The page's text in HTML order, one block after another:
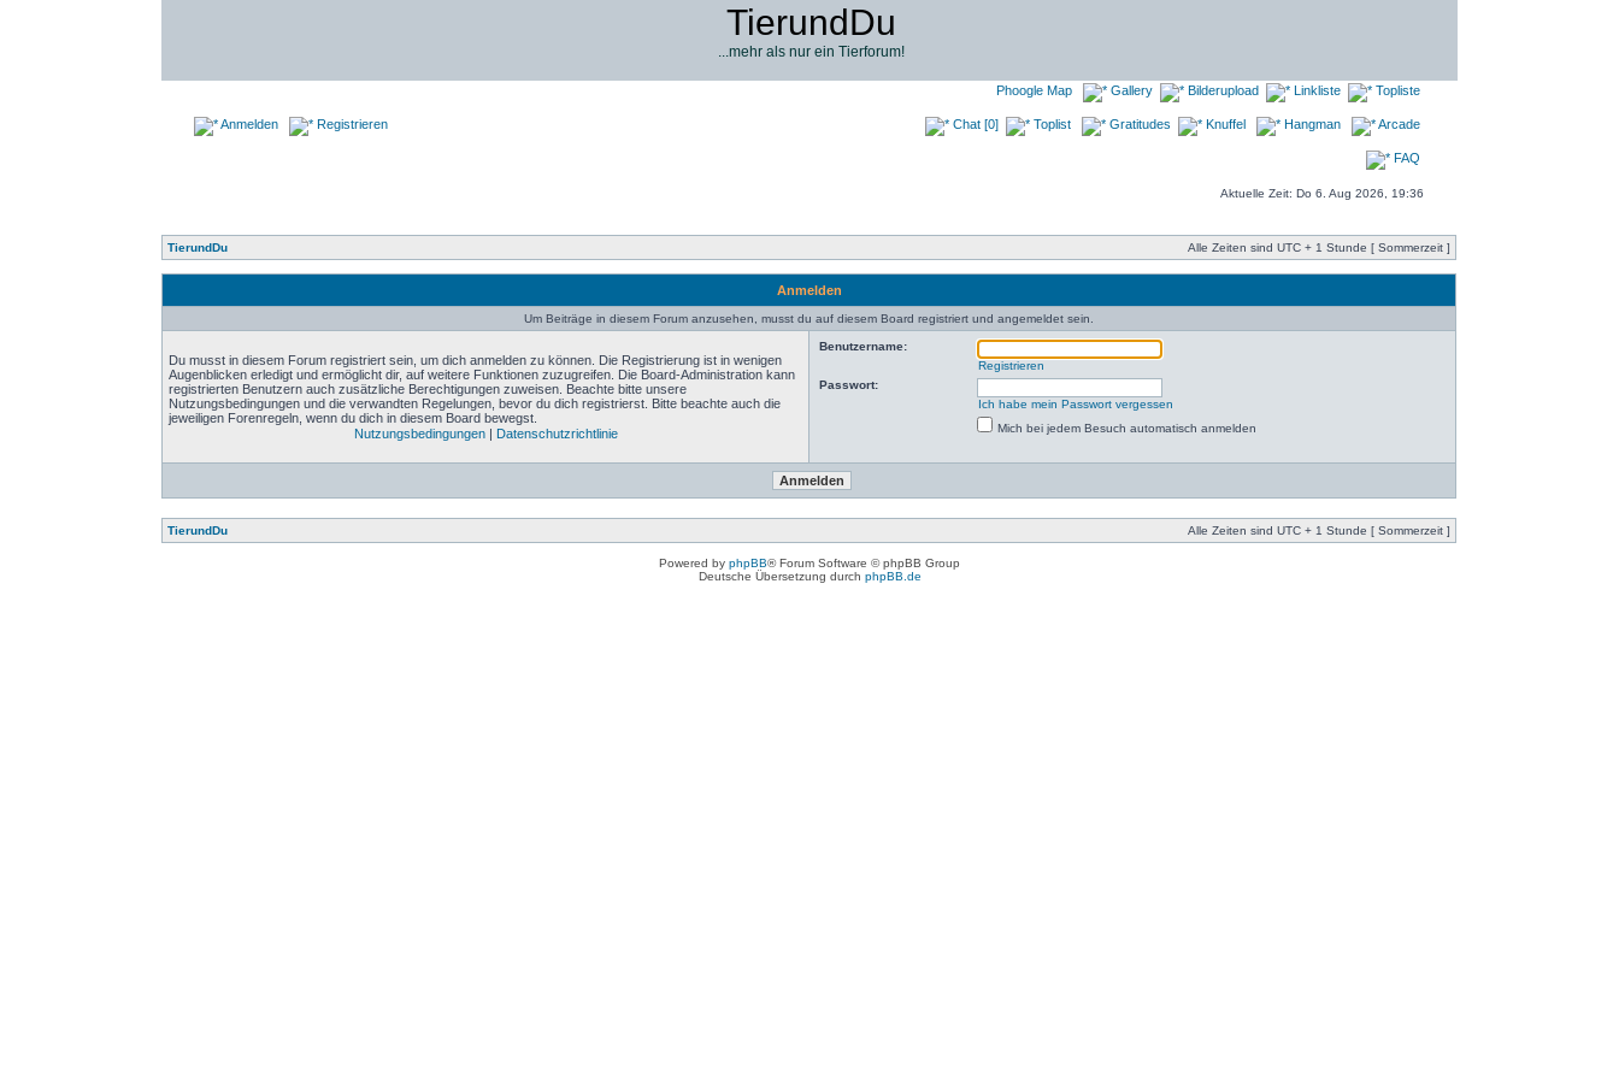
TierundDu
...mehr als nur ein Tierforum!
Anmelden Registrieren
Phoogle Map Gallery Bilderupload Linkliste Topliste
Chat [0] Toplist Gratitudes Knuffel Hangman Arcade
FAQ
Aktuelle Zeit: Do 6. Aug 2026, 19:36
TierundDu Alle Zeiten sind UTC + 1 Stunde [ Sommerzeit ]
Anmelden
Um Beiträge in diesem Forum anzusehen, musst du auf diesem Board registriert und angemeldet sein.
Du musst in diesem Forum registriert sein, um dich anmelden zu können. Die Registrierung ist in wenigen
Augenblicken erledigt und ermöglicht dir, auf weitere Funktionen zuzugreifen. Die Board-Administration kann
registrierten Benutzern auch zusätzliche Berechtigungen zuweisen. Beachte bitte unsere
Nutzungsbedingungen und die verwandten Regelungen, bevor du dich registrierst. Bitte beachte auch die
jeweiligen Forenregeln, wenn du dich in diesem Board bewegst.
Nutzungsbedingungen| Datenschutzrichtlinie
Benutzername:
Registrieren
Passwort:
Ich habe mein Passwort vergessen
Mich bei jedem Besuch automatisch anmelden
TierundDu Alle Zeiten sind UTC + 1 Stunde [ Sommerzeit ]
Powered by phpBB® Forum Software © phpBB Group
Deutsche Übersetzung durch phpBB.de